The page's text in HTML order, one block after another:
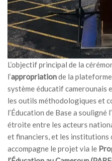
L’objectif principal de la
l’appropriationde la
système éducatif camerounais
les outils méthodologiques et
l’Éducation de Base a souligné
étroite entre les acteurs
et financiers, et les institutions
accompagne le projet via le